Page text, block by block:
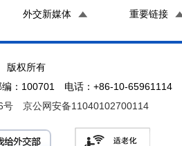
外交新媒体 重要链接
版权所有
：100701 电话：+86-10-65961114
号 京公网安备11040102700114